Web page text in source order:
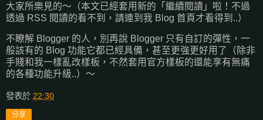
大家所樂見的～（本文已經套用新的「繼續閱讀」啦！不過
透過 RSS 閱讀的看不到，請連到我 Blog 首頁才看得到..）
不瞭解 Blogger 的人，別再說 Blogger 只有自訂的彈性，一
般該有的 Blog 功能它都已經具備，甚至更強更好用了（除非
手賤和我一樣亂改樣板，不然套用官方樣板的還能享有無痛
的各種功能升級..）～
發表於 22:30
分享